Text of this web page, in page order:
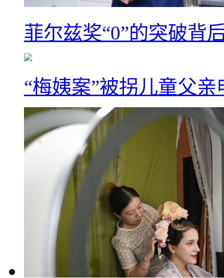
菲尔兹奖“0”的突破背
“梅姨案”被拐儿童父